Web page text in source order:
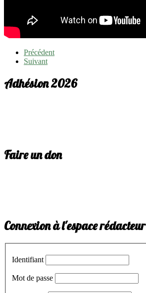
Précédent
Suivant
Adhésion 2026
Faire un don
Connexion à l'espace rédacteur
Identifiant
Mot de passe